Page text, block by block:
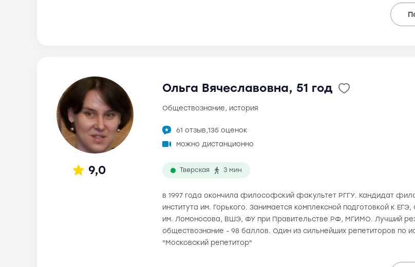
9,0
Ольга Вячеславовна, 51 год
обществознание, история
61 отзыв,135 оценок
можно дистанционно
Тверская 3 мин
в 1997 года окончила философский факультет РГГУ. Кандидат
института им. Горького. Занимается комплексной подготовкой к
им. Ломоносова, ВШЭ, ФУ при Правительстве РФ, МГИМО. Лучший
обществознание - 98 баллов. Один из сильнейших репетиторов по
"Московский репетитор"